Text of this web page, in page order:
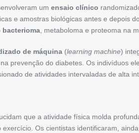
um ensaio clínico
e amostras biológicas antes e depois do
bacterioma, metaboloma e proteoma na
de máquina(learning machine)
prevenção do diabetes. Os indivíduos
de atividades intervaladas de alta
que a atividade física molda
Os cientistas identificaram,